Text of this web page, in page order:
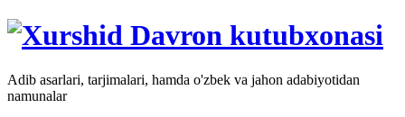
Adib asarlari, tarjimalari, hamda o'zbek va jahon adabiyotidan
namunalar